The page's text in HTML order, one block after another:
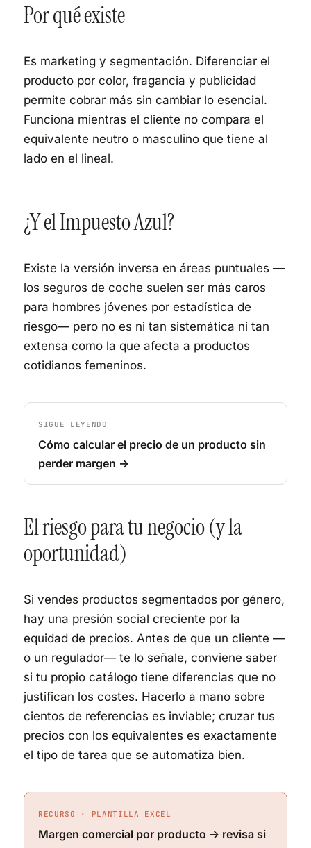
Por qué existe
Es marketing y segmentación. Diferenciar el
producto por color, fragancia y publicidad
permite cobrar más sin cambiar lo esencial.
Funciona mientras el cliente no compara el
equivalente neutro o masculino que tiene al
lado en el lineal.
¿Y el Impuesto Azul?
Existe la versión inversa en áreas puntuales —
los seguros de coche suelen ser más caros
para hombres jóvenes por estadística de
riesgo— pero no es ni tan sistemática ni tan
extensa como la que afecta a productos
cotidianos femeninos.
SIGUE LEYENDO
Cómo calcular el precio de un producto sin
perder margen →
El riesgo para tu negocio (y la
oportunidad)
Si vendes productos segmentados por género,
hay una presión social creciente por la
equidad de precios. Antes de que un cliente —
o un regulador— te lo señale, conviene saber
si tu propio catálogo tiene diferencias que no
justifican los costes. Hacerlo a mano sobre
cientos de referencias es inviable; cruzar tus
precios con los equivalentes es exactamente
el tipo de tarea que se automatiza bien.
RECURSO · PLANTILLA EXCEL
Margen comercial por producto → revisa si